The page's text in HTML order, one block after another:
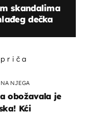
skandalima
dečka
NJEGA
obožavala je
Kći